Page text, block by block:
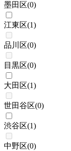
墨田区(0)
江東区(1)
品川区(0)
目黒区(0)
大田区(1)
世田谷区(0)
渋谷区(1)
中野区(0)